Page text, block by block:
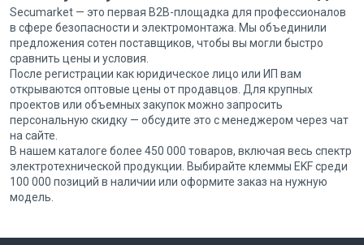
Secumarket — это первая B2B-площадка для профессионалов
в сфере безопасности и электромонтажа. Мы объединили
предложения сотен поставщиков, чтобы вы могли быстро
сравнить цены и условия.
После регистрации как юридическое лицо или ИП вам
открываются оптовые цены от продавцов. Для крупных
проектов или объемных закупок можно запросить
персональную скидку — обсудите это с менеджером через чат
на сайте.
В нашем каталоге более 450 000 товаров, включая весь спектр
электротехнической продукции. Выбирайте клеммы EKF среди
100 000 позиций в наличии или оформите заказ на нужную
модель.